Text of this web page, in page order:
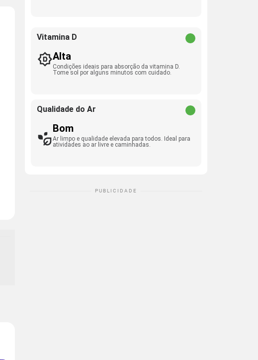
Vitamina D
Alta
Condições ideais para absorção da vitamina D.
Tome sol por alguns minutos com cuidado.
Qualidade do Ar
Bom
Ar limpo e qualidade elevada para todos. Ideal para
atividades ao ar livre e caminhadas.